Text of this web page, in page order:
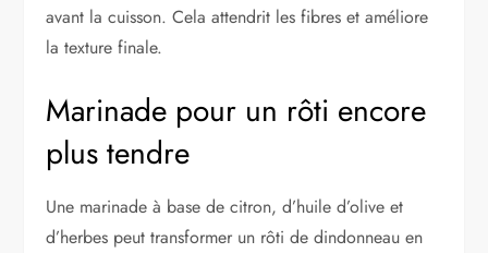
avant la cuisson. Cela attendrit les fibres et améliore
la texture finale.
Marinade pour un rôti encore
plus tendre
Une marinade à base de citron, d’huile d’olive et
d’herbes peut transformer un rôti de dindonneau en